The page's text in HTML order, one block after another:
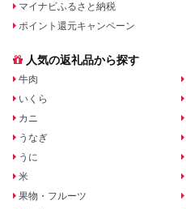
マイナビふるさと納税
ポイント還元キャンペーン
人気の返礼品から探す
牛肉
いくら
カニ
うなぎ
うに
米
果物・フルーツ